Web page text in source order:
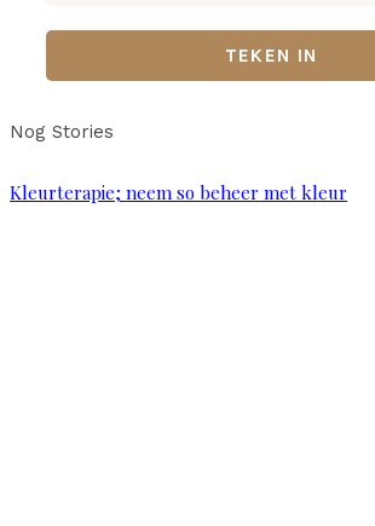
Nog Stories
Kleurterapie; neem so beheer met kleur